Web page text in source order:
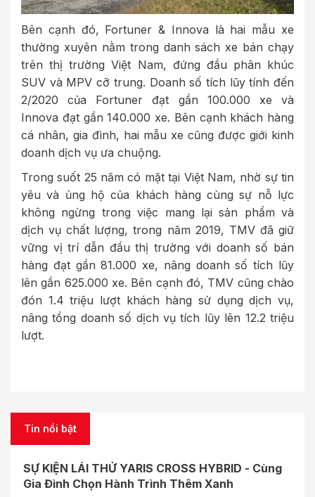
Bên cạnh đó, Fortuner & Innova là hai mẫu xe
thường xuyên nằm trong danh sách xe bán chạy
trên thị trường Việt Nam, đứng đầu phân khúc
SUV và MPV cỡ trung. Doanh số tích lũy tính đến
2/2020 của Fortuner đạt gần 100.000 xe và
Innova đạt gần 140.000 xe. Bên cạnh khách hàng
cá nhân, gia đình, hai mẫu xe cũng được giới kinh
doanh dịch vụ ưa chuộng.
Trong suốt 25 năm có mặt tại Việt Nam, nhờ sự tin
yêu và ủng hộ của khách hàng cùng sự nỗ lực
không ngừng trong việc mang lại sản phẩm và
dịch vụ chất lượng, trong năm 2019, TMV đã giữ
vững vị trí dẫn đầu thị trường với doanh số bán
hàng đạt gần 81.000 xe, nâng doanh số tích lũy
lên gần 625.000 xe. Bên cạnh đó, TMV cũng chào
đón 1.4 triệu lượt khách hàng sử dụng dịch vụ,
nâng tổng doanh số dịch vụ tích lũy lên 12.2 triệu
lượt.
Tin nổi bật
SỰ KIỆN LÁI THỬ YARIS CROSS HYBRID - Cùng
Gia Đình Chọn Hành Trình Thêm Xanh